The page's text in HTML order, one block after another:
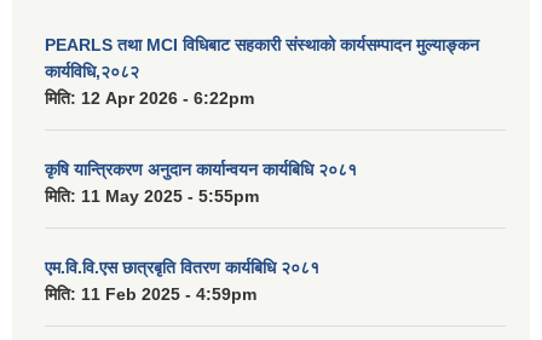
PEARLS तथा MCI विधिबाट सहकारी संस्थाको कार्यसम्पादन मुल्याङ्कन
कार्यविधि,२०८२
मिति: 12 Apr 2026 - 6:22pm
कृषि यान्त्रिकरण अनुदान कार्यान्वयन कार्यबिधि २०८१
मिति: 11 May 2025 - 5:55pm
एम.वि.वि.एस छात्रबृति वितरण कार्यबिधि २०८१
मिति: 11 Feb 2025 - 4:59pm